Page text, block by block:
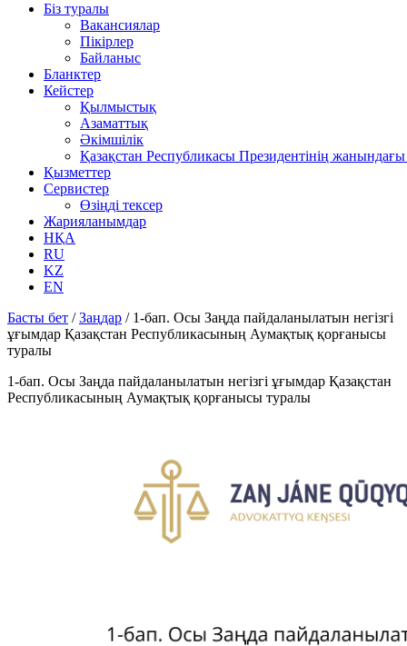
Біз туралы
Вакансиялар
Пікірлер
Байланыс
Бланктер
Кейстер
Қылмыстық
Азаматтық
Әкімшілік
Қазақстан Республикасы Президентінің
Қызметтер
Сервистер
Өзіңді тексер
Жарияланымдар
НҚА
RU
KZ
EN
Басты бет /Заңдар / 1-бап. Осы Заңда пайдаланылатын негізгі
ұғымдар Қазақстан Республикасының Аумақтық қорғанысы
туралы
1-бап. Осы Заңда пайдаланылатын негізгі ұғымдар Қазақстан
Республикасының Аумақтық қорғанысы туралы